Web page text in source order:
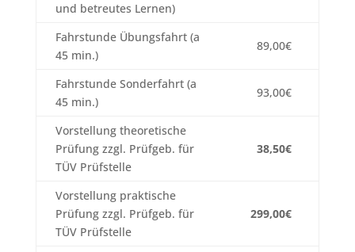
und betreutes Lernen)
Fahrstunde Übungsfahrt (a
45 min.)
89,00€
Fahrstunde Sonderfahrt (a
45 min.)
93,00€
Vorstellung theoretische
Prüfung zzgl. Prüfgeb. für
TÜV Prüfstelle
38,50€
Vorstellung praktische
Prüfung zzgl. Prüfgeb. für
TÜV Prüfstelle
299,00€